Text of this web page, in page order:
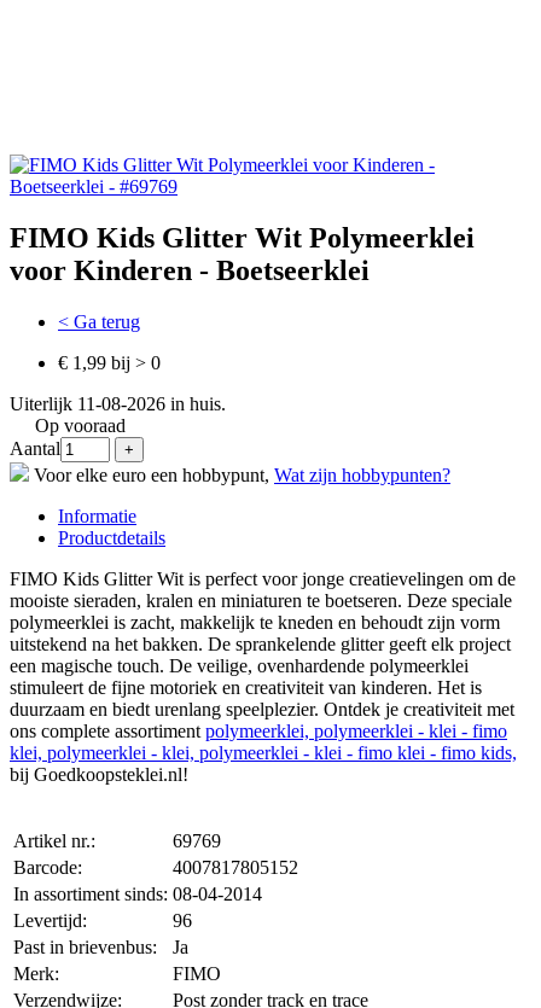
FIMO Kids Glitter Wit Polymeerklei
voor Kinderen - Boetseerklei
< Ga terug
€ 1,99 bij > 0
Uiterlijk 11-08-2026 in huis.
Op vooraad
Aantal
Voor elke euro een hobbypunt, Wat zijn hobbypunten?
Informatie
Productdetails
FIMO Kids Glitter Wit is perfect voor jonge creatievelingen om de
mooiste sieraden, kralen en miniaturen te boetseren. Deze speciale
polymeerklei is zacht, makkelijk te kneden en behoudt zijn vorm
uitstekend na het bakken. De sprankelende glitter geeft elk project
een magische touch. De veilige, ovenhardende polymeerklei
stimuleert de fijne motoriek en creativiteit van kinderen. Het is
duurzaam en biedt urenlang speelplezier. Ontdek je creativiteit met
ons complete assortiment polymeerklei, polymeerklei - klei - fimo
klei, polymeerklei - klei, polymeerklei - klei - fimo klei - fimo kids,
bij Goedkoopsteklei.nl!
Artikel nr.:
69769
Barcode:
4007817805152
In assortiment sinds: 08-04-2014
Levertijd:
96
Past in brievenbus:
Ja
Merk:
FIMO
Verzendwijze:
Post zonder track en trace